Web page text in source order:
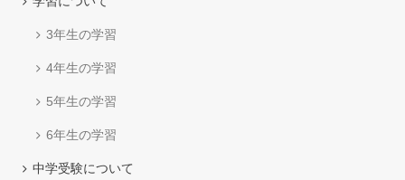
3年生の学習
4年生の学習
5年生の学習
6年生の学習
中学受験について